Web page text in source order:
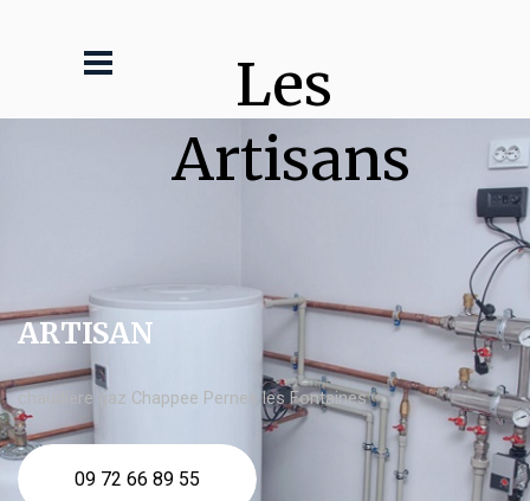
Les
Artisans
ARTISAN
chaudière gaz Chappee Pernes les Fontaines
09 72 66 89 55